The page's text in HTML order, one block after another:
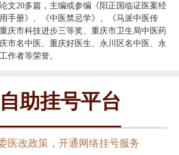
文20多篇，主编或参编《阳正国临证医案经
手册》、《中医禁忌学》、《马派中医传
庆市科技进步三等奖、重庆市卫生局中医药
市名中医、重庆好医生、永川区名中医、永
作者等荣誉。
自助挂号平台
医改政策，开通网络挂号服务